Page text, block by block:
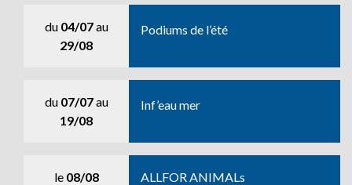
du 04/07au
29/08
Podiums de l’été
du 07/07au
19/08
Inf’eau mer
le 08/08 ALLFOR ANIMALs